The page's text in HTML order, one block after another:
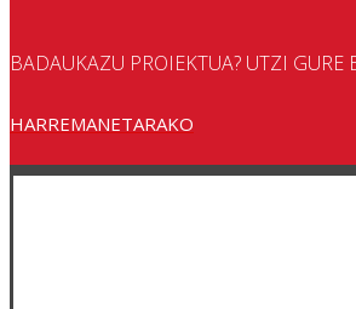
BADAUKAZU PROIEKTUA? UTZI GURE
HARREMANETARAKO